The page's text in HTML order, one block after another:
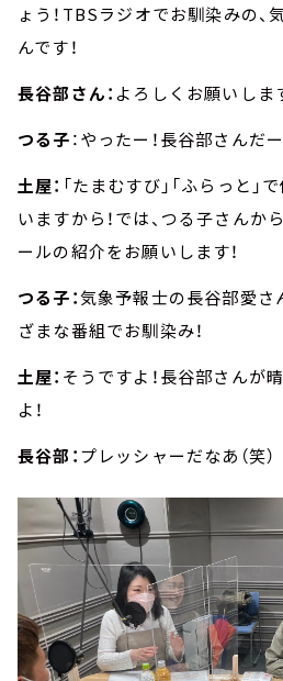
ょう！TBSラジオでお馴染みの、
んです！
長谷部さん： よろしくお願いしま
つる子：やったー！長谷部さんだー
土屋： 「たまむすび」「ふらっと
いますから！では、つる子さんか
ールの紹介をお願いします！
つる子：気象予報士の長谷部愛
ざまな番組でお馴染み！
土屋： そうですよ！長谷部さんが
よ！
長谷部：プレッシャーだなあ（笑）